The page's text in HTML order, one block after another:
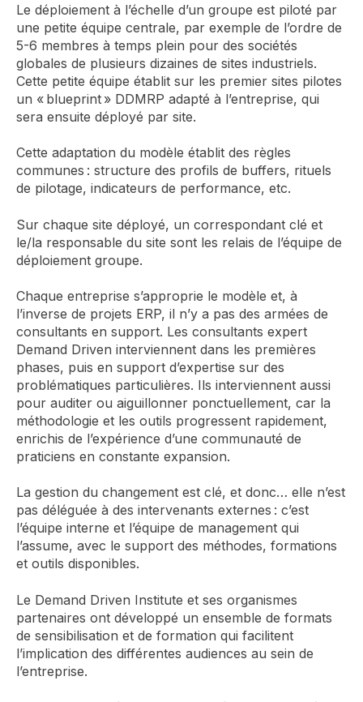
Le déploiement à l’échelle d’un groupe est piloté par
une petite équipe centrale, par exemple de l’ordre de
5-6 membres à temps plein pour des sociétés
globales de plusieurs dizaines de sites industriels.
Cette petite équipe établit sur les premier sites pilotes
un « blueprint » DDMRP adapté à l’entreprise, qui
sera ensuite déployé par site.
Cette adaptation du modèle établit des règles
communes : structure des profils de buffers, rituels
de pilotage, indicateurs de performance, etc.
Sur chaque site déployé, un correspondant clé et
le/la responsable du site sont les relais de l’équipe de
déploiement groupe.
Chaque entreprise s’approprie le modèle et, à
l’inverse de projets ERP, il n’y a pas des armées de
consultants en support. Les consultants expert
Demand Driven interviennent dans les premières
phases, puis en support d’expertise sur des
problématiques particulières. Ils interviennent aussi
pour auditer ou aiguillonner ponctuellement, car la
méthodologie et les outils progressent rapidement,
enrichis de l’expérience d’une communauté de
praticiens en constante expansion.
La gestion du changement est clé, et donc… elle n’est
pas déléguée à des intervenants externes : c’est
l’équipe interne et l’équipe de management qui
l’assume, avec le support des méthodes, formations
et outils disponibles.
Le Demand Driven Institute et ses organismes
partenaires ont développé un ensemble de formats
de sensibilisation et de formation qui facilitent
l’implication des différentes audiences au sein de
l’entreprise.